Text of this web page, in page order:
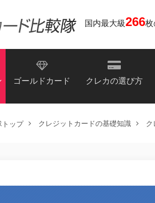
国内最大級266枚
ゴールドカード クレカの選び方
トップ クレジットカードの基礎知識 ク